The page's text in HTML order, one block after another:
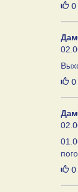
0
0
0